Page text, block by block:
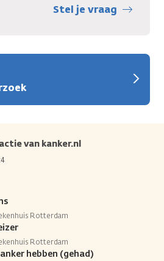
Stel je vraag
van kanker.nl
Rotterdam
Rotterdam
hebben (gehad)